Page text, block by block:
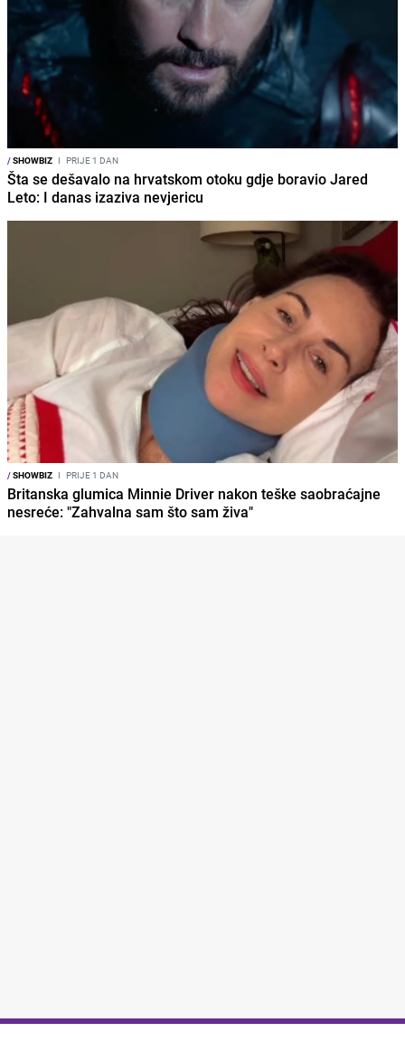
/SHOWBIZ I PRIJE 1 DAN
Šta se dešavalo na hrvatskom otoku gdje boravio Jared
Leto: I danas izaziva nevjericu
/SHOWBIZ I PRIJE 1 DAN
Britanska glumica Minnie Driver nakon teške saobraćajne
nesreće: "Zahvalna sam što sam živa"